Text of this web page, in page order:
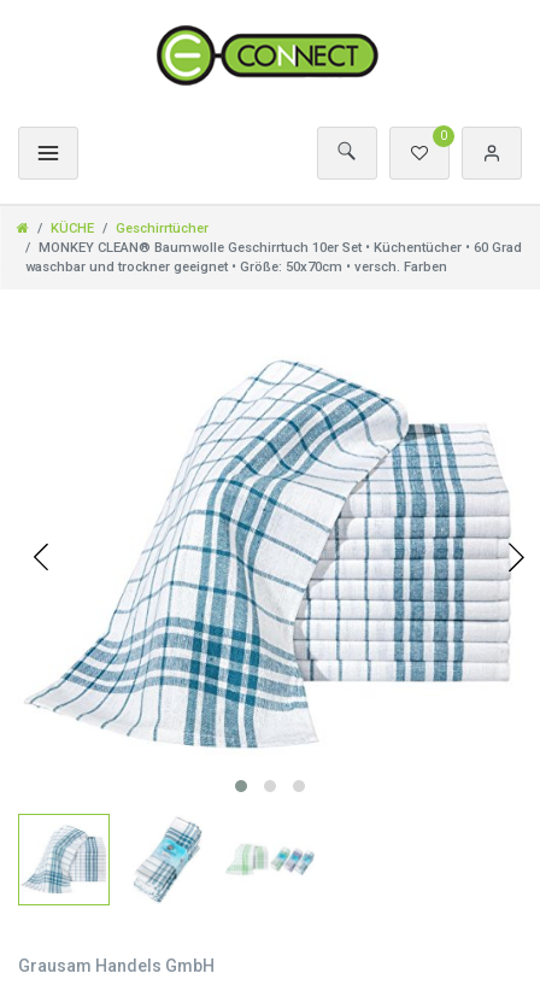
0
KÜCHE
Geschirrtücher
MONKEY CLEAN® Baumwolle Geschirrtuch 10er Set • Küchentücher • 60 Grad
waschbar und trockner geeignet • Größe: 50x70cm • versch. Farben
Grausam Handels GmbH